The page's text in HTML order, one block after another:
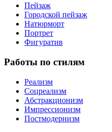
Пейзаж
Городской пейзаж
Натюрморт
Портрет
Фигуратив
Работы по стилям
Реализм
Соцреализм
Абстракционизм
Импрессионизм
Постмодернизм